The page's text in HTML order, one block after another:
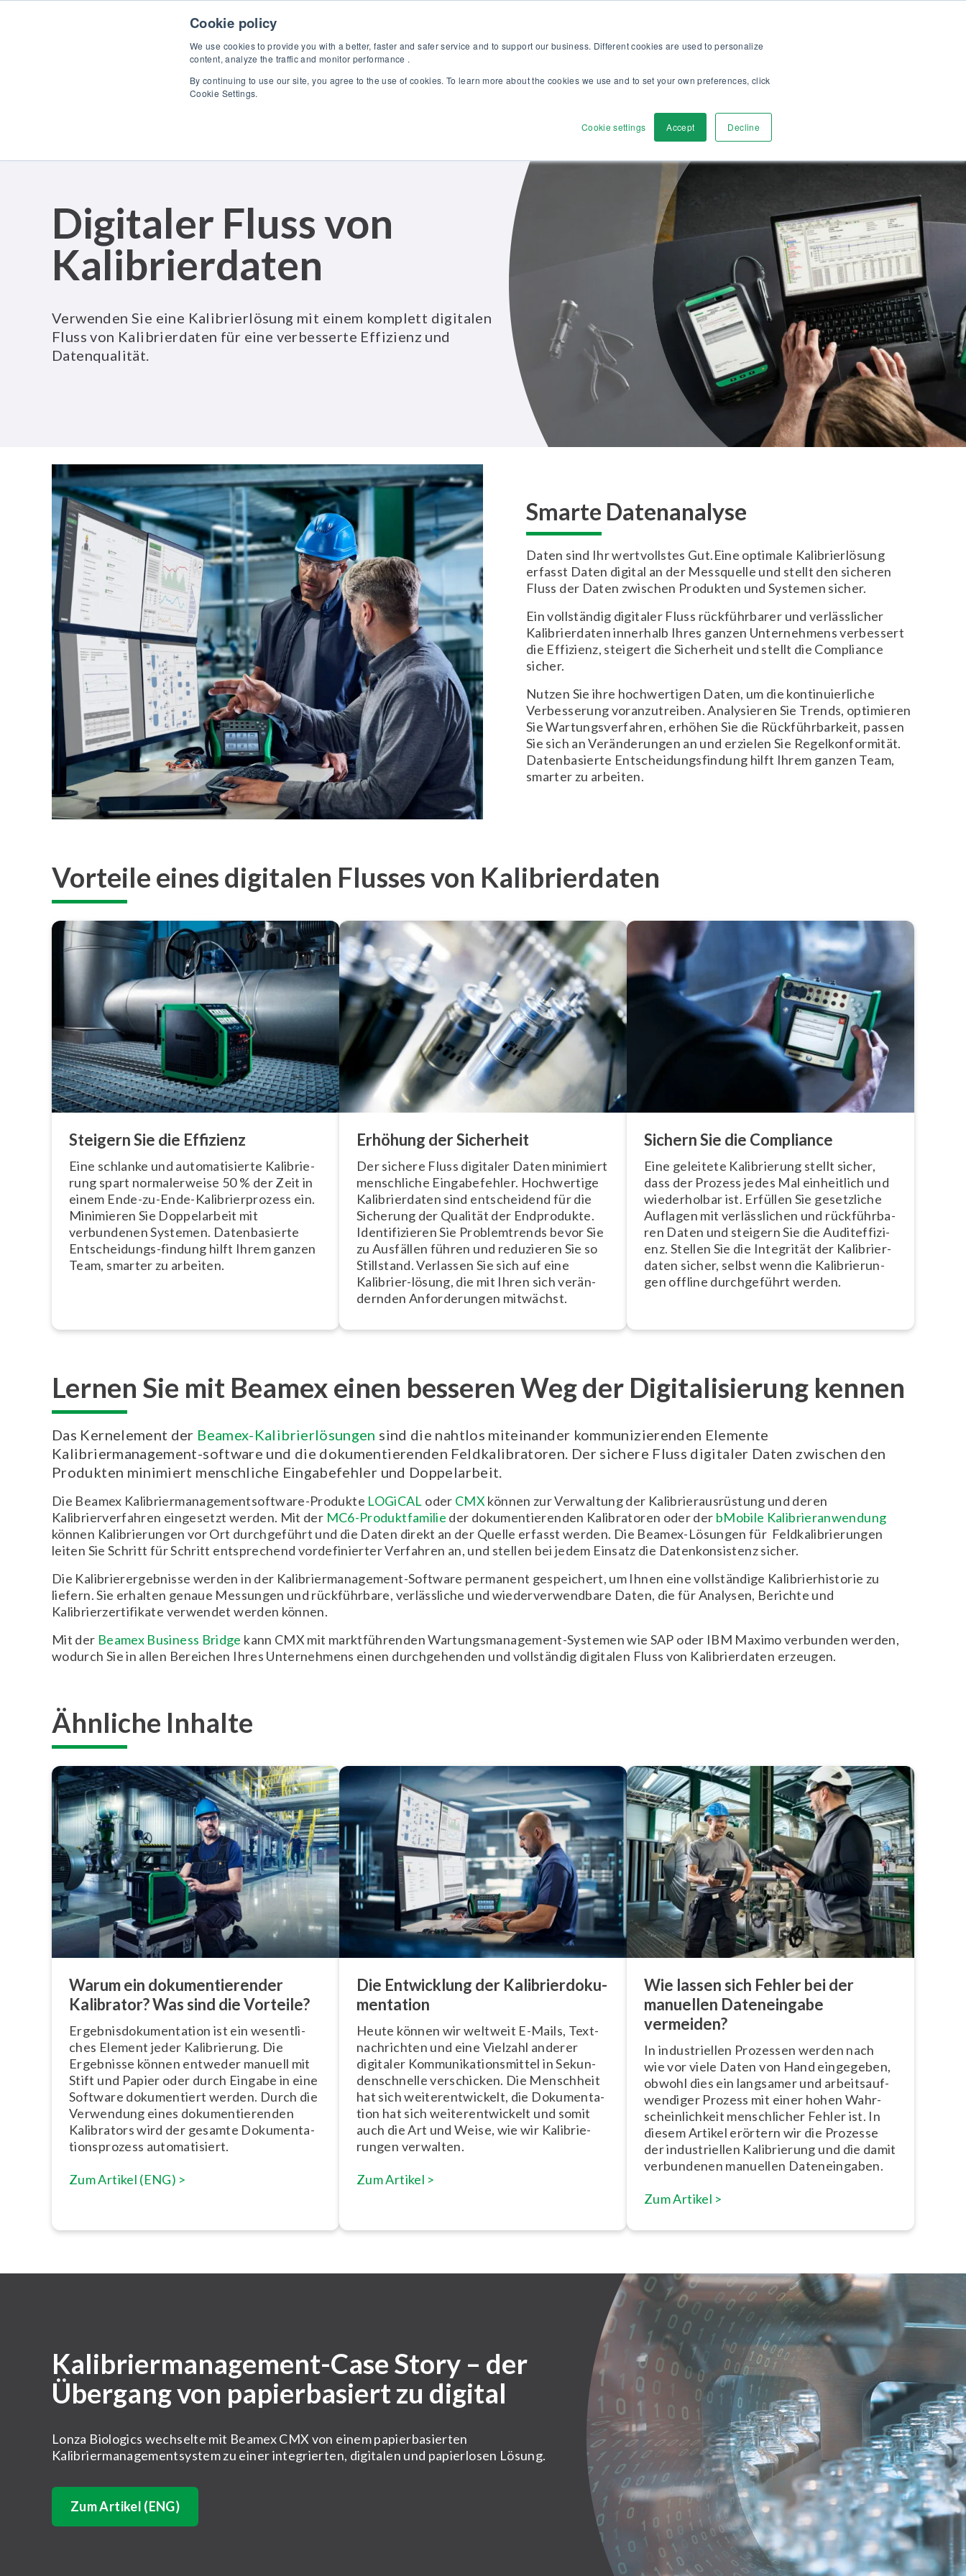
Cookie policy
We use cookies to provide you with a better, faster and safer service and to support our business. Different cookies are used to personalize
content, analyze the traffic and monitor performance .
By continuing to use our site, you agree to the use of cookies. To learn more about the cookies we use and to set your own preferences, click
Cookie Settings.
Cookie settings Accept Decline
Produkte Lösungen Dienstleistungen Discover
Digitaler Fluss von
Kalibrierdaten
Verwenden Sie eine Kalibrierlösung mit einem komplett digitalen
Fluss von Kalibrierdaten für eine verbesserte Effizienz und
Datenqualität.
Smarte Datenanalyse
Daten sind Ihr wertvollstes Gut.Eine optimale Kalibrierlösung
erfasst Daten digital an der Messquelle und stellt den sicheren
Fluss der Daten zwischen Produkten und Systemen sicher.
Ein vollständig digitaler Fluss rückführbarer und verlässlicher
Kalibrierdaten innerhalb Ihres ganzen Unternehmens verbessert
die Effizienz, steigert die Sicherheit und stellt die Compliance
sicher.
Nutzen Sie ihre hochwertigen Daten, um die kontinuierliche
Verbesserung voranzutreiben. Analysieren Sie Trends, optimieren
Sie Wartungsverfahren, erhöhen Sie die Rückführbarkeit, passen
Sie sich an Veränderungen an und erzielen Sie Regelkonformität.
Datenbasierte Entscheidungsfindung hilft Ihrem ganzen Team,
smarter zu arbeiten.
Vorteile eines digitalen Flusses von Kalibrierdaten
Steigern Sie die Effizienz
Eine schlanke und au­to­ma­ti­sier­te Ka­li­brie­
rung spart nor­ma­ler­wei­se 50 % der Zeit in
einem Ende-zu-Ende-Ka­li­brier­pro­zess ein.
Minimieren Sie Dop­pel­ar­beit mit
verbundenen Systemen. Da­ten­ba­sier­te
Ent­schei­dungs-findung hilft Ihrem ganzen
Team, smarter zu arbeiten.
Erhöhung der Sicherheit
Der sichere Fluss digitaler Daten minimiert
menschliche Ein­ga­be­feh­ler. Hochwertige
Ka­li­brier­da­ten sind ent­schei­dend für die
Sicherung der Qualität der Endprodukte.
Iden­ti­fi­zie­ren Sie Pro­blem­trends bevor Sie
zu Ausfällen führen und reduzieren Sie so
Stillstand. Verlassen Sie sich auf eine
Kalibrier-lösung, die mit Ihren sich ver­än­
dern­den An­for­de­run­gen mitwächst.
Sichern Sie die Compliance
Eine geleitete Ka­li­brie­rung stellt sicher,
dass der Prozess jedes Mal einheitlich und
wie­der­hol­bar ist. Erfüllen Sie gesetzliche
Auflagen mit ver­läss­li­chen und rück­führ­ba­
ren Daten und steigern Sie die Au­dit­ef­fi­zi­
enz. Stellen Sie die Integrität der Ka­li­brier­
da­ten sicher, selbst wenn die Ka­li­brie­run­
gen offline durch­ge­führt werden.
Lernen Sie mit Beamex einen besseren Weg der Digitalisierung kennen
Das Kernelement der Beamex-Kalibrierlösungen sind die nahtlos miteinander kommunizierenden Elemente
Kalibriermanagement-software und die dokumentierenden Feldkalibratoren. Der sichere Fluss digitaler Daten zwischen den
Produkten minimiert menschliche Eingabefehler und Doppelarbeit.
Die Beamex Kalibriermanagementsoftware-Produkte LOGiCAL oder CMX können zur Verwaltung der Kalibrierausrüstung und deren
Kalibrierverfahren eingesetzt werden. Mit der MC6-Produktfamilie der dokumentierenden Kalibratoren oder der bMobile Kalibrieranwendung
können Kalibrierungen vor Ort durchgeführt und die Daten direkt an der Quelle erfasst werden. Die Beamex-Lösungen für Feldkalibrierungen
leiten Sie Schritt für Schritt entsprechend vordefinierter Verfahren an, und stellen bei jedem Einsatz die Datenkonsistenz sicher.
Die Kalibrierergebnisse werden in der Kalibriermanagement-Software permanent gespeichert, um Ihnen eine vollständige Kalibrierhistorie zu
liefern. Sie erhalten genaue Messungen und rückführbare, verlässliche und wiederverwendbare Daten, die für Analysen, Berichte und
Kalibrierzertifikate verwendet werden können.
Mit der Beamex Business Bridge kann CMX mit marktführenden Wartungsmanagement-Systemen wie SAP oder IBM Maximo verbunden werden,
wodurch Sie in allen Bereichen Ihres Unternehmens einen durchgehenden und vollständig digitalen Fluss von Kalibrierdaten erzeugen.
Ähnliche Inhalte
Warum ein do­ku­men­tie­ren­der
Kalibrator? Was sind die Vorteile?
Er­geb­nis­do­ku­men­ta­ti­on ist ein we­sent­li­
ches Element jeder Ka­li­brie­rung. Die
Ergebnisse können entweder manuell mit
Stift und Papier oder durch Eingabe in eine
Software do­ku­men­tiert werden. Durch die
Verwendung eines do­ku­men­tie­ren­den
Kalibrators wird der gesamte Do­ku­men­ta­
ti­ons­pro­zess au­to­ma­ti­siert.
Zum Artikel (ENG) >
Die Entwicklung der Ka­li­brier­do­ku­
men­ta­ti­on
Heute können wir weltweit E-Mails, Text­
nach­rich­ten und eine Vielzahl anderer
digitaler Kom­mu­ni­ka­ti­ons­mit­tel in Se­kun­
den­schnel­le verschicken. Die Menschheit
hat sich wei­ter­ent­wi­ckelt, die Do­ku­men­ta­
ti­on hat sich wei­ter­ent­wi­ckelt und somit
auch die Art und Weise, wie wir Ka­li­brie­
run­gen verwalten.
Zum Artikel >
Wie lassen sich Fehler bei der
manuellen Da­ten­ein­ga­be
vermeiden?
In in­dus­tri­el­len Prozessen werden nach
wie vor viele Daten von Hand eingegeben,
obwohl dies ein langsamer und ar­beits­auf­
wen­di­ger Prozess mit einer hohen Wahr­
schein­lich­keit mensch­li­cher Fehler ist. In
diesem Artikel erörtern wir die Prozesse
der in­dus­tri­el­len Ka­li­brie­rung und die damit
verbundenen manuellen Da­ten­ein­ga­ben.
Zum Artikel >
Kalibriermanagement-Case Story – der
Übergang von papierbasiert zu digital
Lonza Biologics wechselte mit Beamex CMX von einem papierbasierten
Kalibriermanagementsystem zu einer integrierten, digitalen und papierlosen Lösung.
Zum Artikel (ENG)